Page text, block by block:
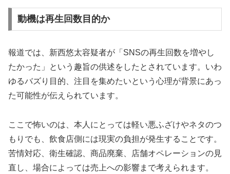
動機は再生回数目的か
報道では、新西悠太容疑者が「SNSの再生回数を増やし
たかった」という趣旨の供述をしたとされています。いわ
ゆるバズり目的、注目を集めたいという心理が背景にあっ
た可能性が伝えられています。
ここで怖いのは、本人にとっては軽い悪ふざけやネタのつ
もりでも、飲食店側には現実の負担が発生することです。
苦情対応、衛生確認、商品廃棄、店舗オペレーションの見
直し、場合によっては売上への影響まで考えられます。